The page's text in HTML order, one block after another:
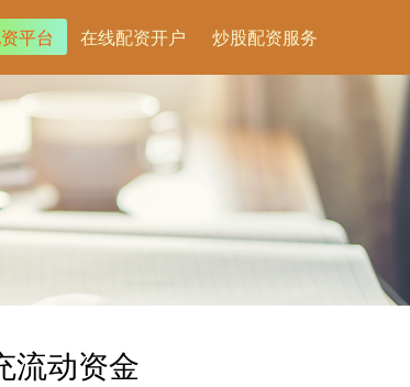
平台 在线配资开户 炒股配资服务
流动资金